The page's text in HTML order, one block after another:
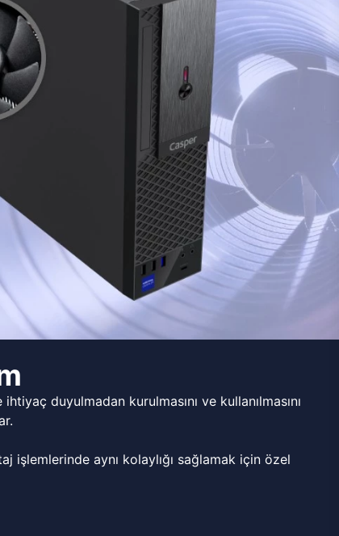
duyulmadan kurulmasını ve kullanılmasını
işlemlerinde aynı kolaylığı sağlamak için özel